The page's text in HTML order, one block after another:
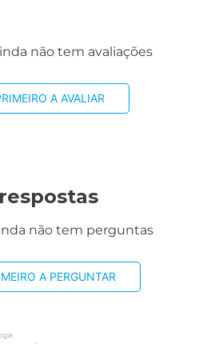
não tem avaliações
A AVALIAR
não tem perguntas
A PERGUNTAR